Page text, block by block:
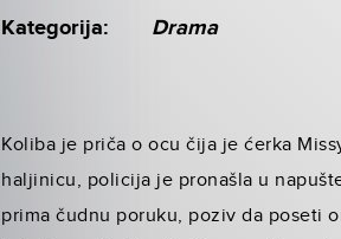
Kategorija: Drama
Koliba je priča o ocu čija je ćerka
haljinicu, policija je pronašla u
prima čudnu poruku, poziv da poseti